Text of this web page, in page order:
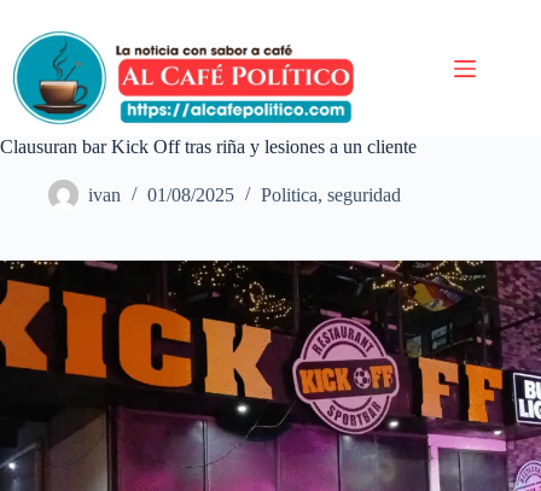
contenido
Clausuran bar Kick Off tras riña y lesiones a un cliente
ivan 01/08/2025 Politica, seguridad